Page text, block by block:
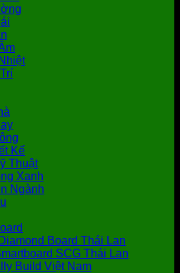
Kế
Thuật
Xanh
Ngành
Board Thái Lan
SCG Thái Lan
Build Việt Nam